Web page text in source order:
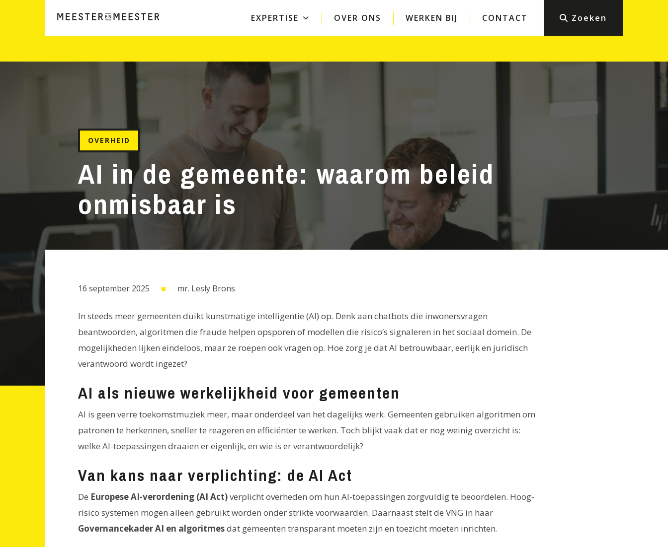
EXPERTISE
Bedrijven
Arbeid en ondernemingen
Overeenkomsten
Privacy
Arbozorg en veiligheid
Belastingen
Overheid
AI voor overheden
Particulieren
OVER ONS WERKEN BIJ CONTACT Zoeken
OVERHEID
AI in de gemeente: waarom beleid
onmisbaar is
16 september 2025 mr. Lesly Brons
In steeds meer gemeenten duikt kunstmatige intelligentie (AI) op. Denk aan chatbots die inwonersvragen
beantwoorden, algoritmen die fraude helpen opsporen of modellen die risico’s signaleren in het sociaal domein. De
mogelijkheden lijken eindeloos, maar ze roepen ook vragen op. Hoe zorg je dat AI betrouwbaar, eerlijk en juridisch
verantwoord wordt ingezet?
AI als nieuwe werkelijkheid voor gemeenten
AI is geen verre toekomstmuziek meer, maar onderdeel van het dagelijks werk. Gemeenten gebruiken algoritmen om
patronen te herkennen, sneller te reageren en efficiënter te werken. Toch blijkt vaak dat er nog weinig overzicht is:
welke AI-toepassingen draaien er eigenlijk, en wie is er verantwoordelijk?
Van kans naar verplichting: de AI Act
De Europese AI-verordening (AI Act)verplicht overheden om hun AI-toepassingen zorgvuldig te beoordelen. Hoog-
risico systemen mogen alleen gebruikt worden onder strikte voorwaarden. Daarnaast stelt de VNG in haar
Governancekader AI en algoritmesdat gemeenten transparant moeten zijn en toezicht moeten inrichten.